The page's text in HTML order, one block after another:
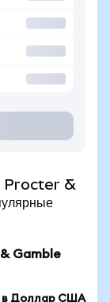
Procter &
Gamble
в Доллар США